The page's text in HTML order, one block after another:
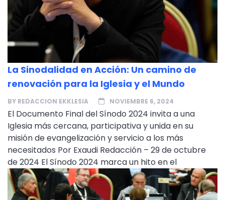
La Sinodalidad en Acción: Un camino de
renovación para la Iglesia y el Mundo
BY REDACCION EKKLESIA NOVIEMBRE 6, 2024
El Documento Final del Sínodo 2024 invita a una
Iglesia más cercana, participativa y unida en su
misión de evangelización y servicio a los más
necesitados Por Exaudi Redacción – 29 de octubre
de 2024 El Sínodo 2024 marca un hito en el